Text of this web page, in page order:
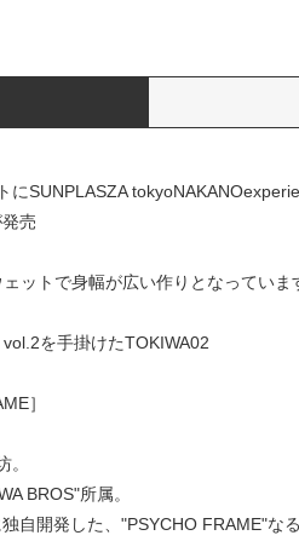
にSUNPLASZA
売
ットで身幅が広い作りとなっていま
を手掛けたTOKIWA02
］
BROS"所属。
自開発した、"PSYCHO FRAME"な